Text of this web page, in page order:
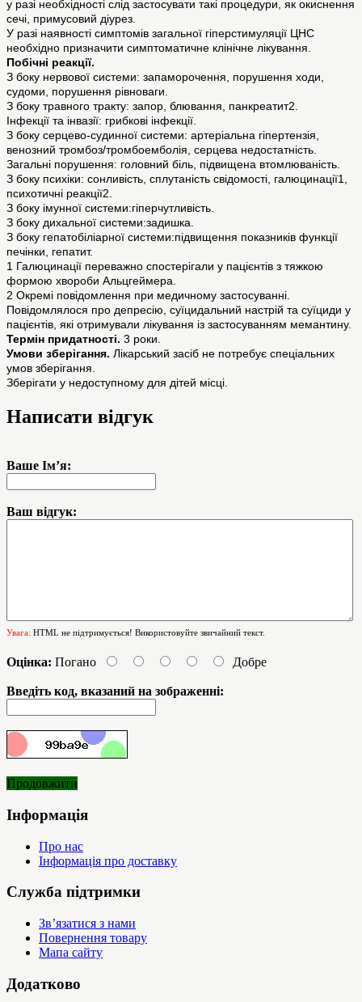
у разі необхідності слід застосувати такі процедури, як окиснення
сечі, примусовий діурез.
У разі наявності симптомів загальної гіперстимуляції ЦНС
необхідно призначити симптоматичне клінічне лікування.
Побічні реакції.
З боку нервової системи: запаморочення, порушення ходи,
судоми, порушення рівноваги.
З боку травного тракту: запор, блювання, панкреатит2.
Інфекції та інвазії: грибкові інфекції.
З боку серцево-судинної системи: артеріальна гіпертензія,
венозний тромбоз/тромбоемболія, серцева недостатність.
Загальні порушення: головний біль, підвищена втомлюваність.
З боку психіки: сонливість, сплутаність свідомості, галюцинації1,
психотичні реакції2.
З боку імунної системи:гіперчутливість.
З боку дихальної системи:задишка.
З боку гепатобіліарної системи:підвищення показників функції
печінки, гепатит.
1 Галюцинації переважно спостерігали у пацієнтів з тяжкою
формою хвороби Альцгеймера.
2 Окремі повідомлення при медичному застосуванні.
Повідомлялося про депресію, суїцидальний настрій та суїциди у
пацієнтів, які отримували лікування із застосуванням мемантину.
Термін придатності. 3 роки.
Умови зберігання. Лікарський засіб не потребує спеціальних
умов зберігання.
Зберігати у недоступному для дітей місці.
Написати відгук
Ваше Ім’я:
Ваш відгук:
Увага: HTML не підтримується! Використовуйте звичайний текст.
Оцінка: Погано Добре
Введіть код, вказаний на зображенні:
Продовжити
Інформація
Про нас
Інформація про доставку
Служба підтримки
Зв’язатися з нами
Повернення товару
Мапа сайту
Додатково